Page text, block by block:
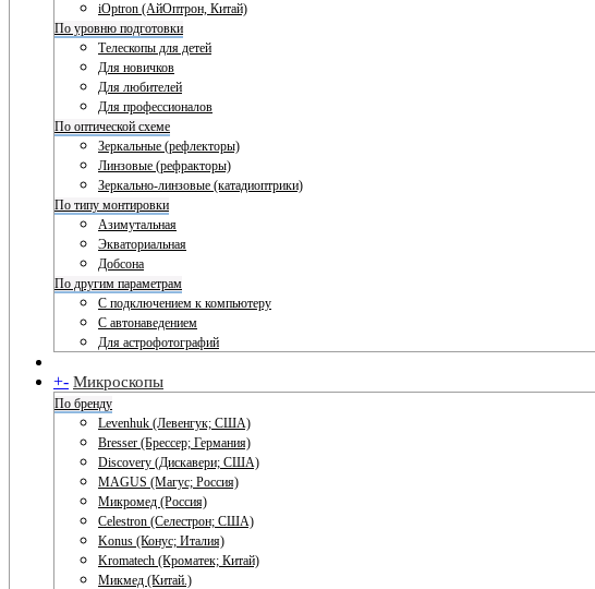
iOptron (АйОптрон, Китай)
По уровню подготовки
Телескопы для детей
Для новичков
Для любителей
Для профессионалов
По оптической схеме
Зеркальные (рефлекторы)
Линзовые (рефракторы)
Зеркально-линзовые (катадиоптрики)
По типу монтировки
Азимутальная
Экваториальная
Добсона
По другим параметрам
С подключением к компьютеру
С автонаведением
Для астрофотографий
+- Микроскопы
По бренду
Levenhuk (Левенгук; США)
Bresser (Брессер; Германия)
Discovery (Дискавери; США)
MAGUS (Магус; Россия)
Микромед (Россия)
Celestron (Селестрон; США)
Konus (Конус; Италия)
Kromatech (Кроматек; Китай)
Микмед (Китай.)